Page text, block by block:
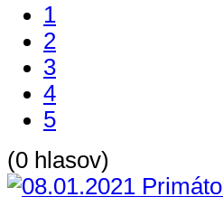
1
2
3
4
5
(0 hlasov)